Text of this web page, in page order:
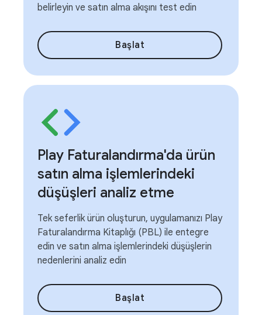
belirleyin ve satın alma akışını test edin
Başlat
Play Faturalandırma'da ürün
satın alma işlemlerindeki
düşüşleri analiz etme
Tek seferlik ürün oluşturun, uygulamanızı Play
Faturalandırma Kitaplığı (PBL) ile entegre
edin ve satın alma işlemlerindeki düşüşlerin
nedenlerini analiz edin
Başlat